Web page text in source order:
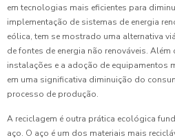
em tecnologias mais eficientes para
implementação de sistemas de energia
eólica, tem se mostrado uma alternativa
de fontes de energia não renováveis.
instalações e a adoção de equipamentos
em uma significativa diminuição do
processo de produção.
A reciclagem é outra prática ecológica
aço. O aço é um dos materiais mais